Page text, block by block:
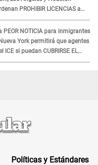
PROHIBIR LICENCIAS a
no presenten ESTE
PEOR NOTICIA para inmigrantes
York permitirá que agentes
ICE si puedan CUBRIRSE EL
Políticas y Estándares